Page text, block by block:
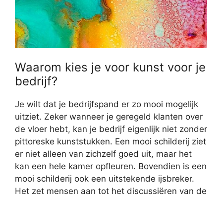
Waarom kies je voor kunst voor je
bedrijf?
Je wilt dat je bedrijfspand er zo mooi mogelijk
uitziet. Zeker wanneer je geregeld klanten over
de vloer hebt, kan je bedrijf eigenlijk niet zonder
pittoreske kunststukken. Een mooi schilderij ziet
er niet alleen van zichzelf goed uit, maar het
kan een hele kamer opfleuren. Bovendien is een
mooi schilderij ook een uitstekende ijsbreker.
Het zet mensen aan tot het discussiëren van de